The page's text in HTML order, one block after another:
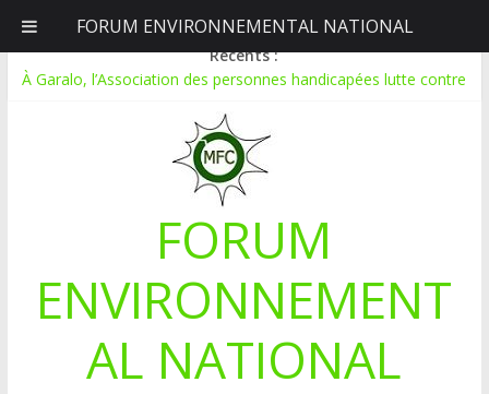
samedi, août 8, 2026
Récents :
À Garalo, l’Association des personnes handicapées lutte contre
APPEL A CANDIDATURE POUR UN STAGE EN
Le blogging au service de l’écologie : Benbere montre la voie
Inondations : le Mali déclare l’état de catastrophe nationale
Mali-Folkecenter Nyetaa initie 20 jeunes à la protection de
FORUM
ENVIRONNEMENT
AL NATIONAL
FORUM ENVIRONNEMENTAL NATIONAL